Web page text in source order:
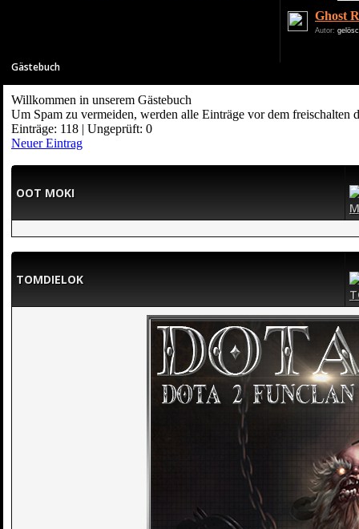
Ghost
Autor:
Gästebuch
Willkommen in unserem Gästebuch
Um Spam zu vermeiden, werden alle Einträge vor dem freischalten
Einträge: 118 | Ungeprüft: 0
Neuer Eintrag
OOT MOKI
TOMDIELOK